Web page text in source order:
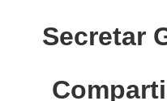
Secretar